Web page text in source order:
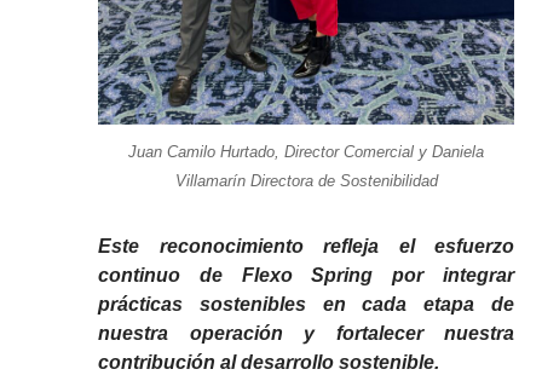
Juan Camilo Hurtado, Director Comercial y Daniela
Villamarín Directora de Sostenibilidad
Este reconocimiento refleja el esfuerzo
continuo de Flexo Spring por integrar
prácticas sostenibles en cada etapa de
nuestra operación y fortalecer nuestra
contribución al desarrollo sostenible.